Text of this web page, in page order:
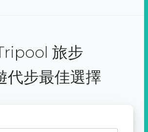
旅步
代步最佳選擇